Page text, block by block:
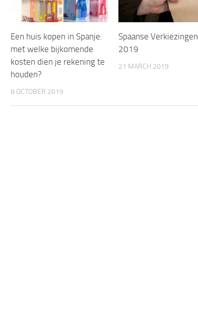
Een huis kopen in Spanje:
met welke bijkomende
kosten dien je rekening te
houden?
8 OCTOBER 2019
Spaanse Verkiezingen
2019
21 MARCH 2019